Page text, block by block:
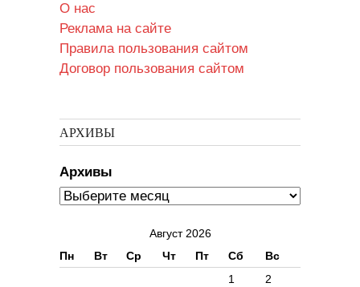
О нас
Реклама на сайте
Правила пользования сайтом
Договор пользования сайтом
АРХИВЫ
Архивы
Август 2026
Пн
Вт Ср Чт Пт Сб Вс
1
2